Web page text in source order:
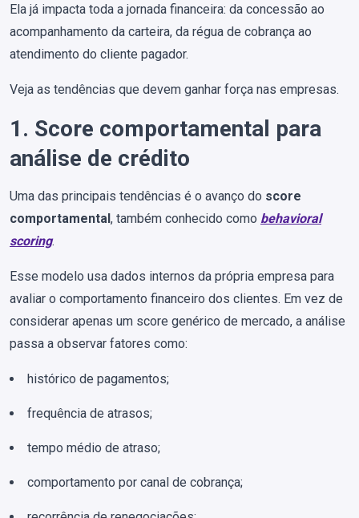
Ela já impacta toda a jornada financeira: da concessão ao
acompanhamento da carteira, da régua de cobrança ao
atendimento do cliente pagador.
Veja as tendências que devem ganhar força nas empresas.
1. Score comportamental para
análise de crédito
Uma das principais tendências é o avanço do score
comportamental, também conhecido como behavioral
scoring.
Esse modelo usa dados internos da própria empresa para
avaliar o comportamento financeiro dos clientes. Em vez de
considerar apenas um score genérico de mercado, a análise
passa a observar fatores como:
histórico de pagamentos;
frequência de atrasos;
tempo médio de atraso;
comportamento por canal de cobrança;